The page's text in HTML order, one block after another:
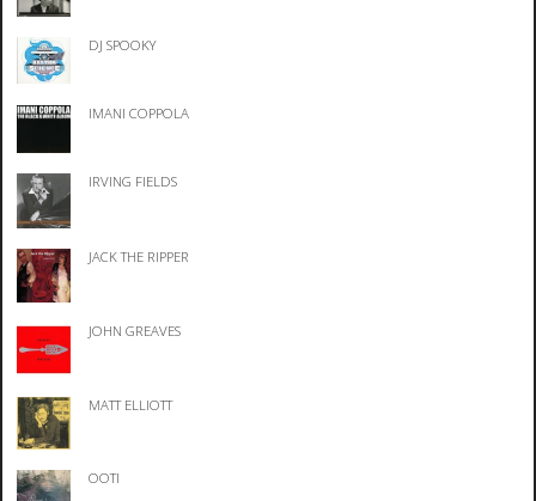
DJ SPOOKY
IMANI COPPOLA
IRVING FIELDS
JACK THE RIPPER
JOHN GREAVES
MATT ELLIOTT
OOTI